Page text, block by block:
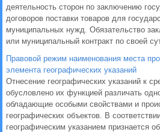
деятельность сторон по заключению
договоров поставки товаров для
муниципальных нужд. Обязательство
или муниципальный контракт по своей
Правовой режим наименования места
элемента географических указаний
Отнесение географических указаний к
обусловлено их функцией различать
обладающие особыми свойствами и
географических объектов. В
географическим указанием признается